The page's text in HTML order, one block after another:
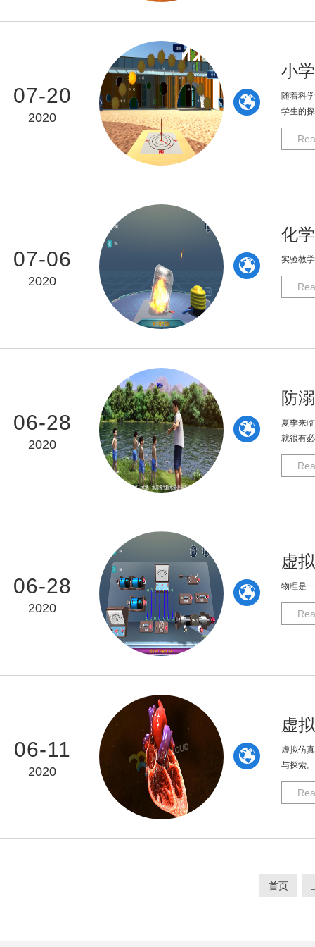
07-20
2020
小
随着科
学生的
07-06
2020
化
实验教
06-28
2020
防
夏季来
就很有
06-28
2020
虚
物理是
06-11
2020
虚
虚拟仿
与探索。
首页